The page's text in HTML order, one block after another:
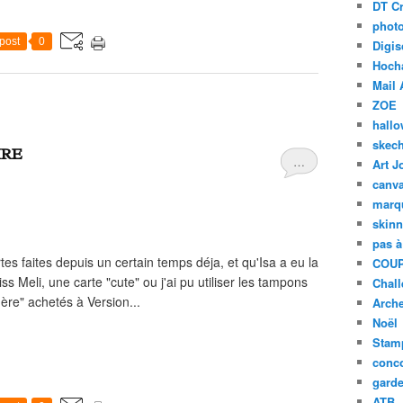
0
…
faites depuis un certain temps déja, et qu'Isa a eu la
Meli, une carte "cute" ou j'ai pu utiliser les tampons
achetés à Version...
DT
Mail
ZOE
Art
pas
Noël